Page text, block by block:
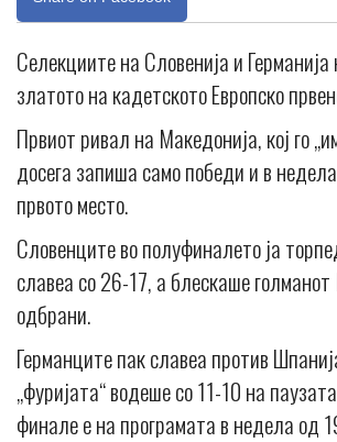
Селекциите на Словенија и Германија
златото на кадетското Европско
Првиот ривал на Македонија, кој го
досега запиша само победи и в
првото место.
Словенците во полуфиналето ја
славеа со 26-17, а блескаше
одбрани.
Германците пак славеа против
„фуријата“ водеше со 11-10 на
финале е на програмата в недела од